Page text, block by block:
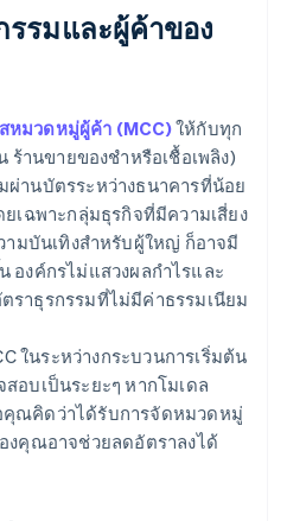
รมและผู้ค้าของ
หมวดหมู่ผู้ค้า (MCC)ให้กับทุก
ร้านขายของชำหรือเชื้อเพลิง)
านบัตรระหว่างธนาคารที่น้อย
เฉพาะกลุ่มธุรกิจที่มีความเสี่ยง
ามบันเทิงสำหรับผู้ใหญ่ ก็อาจมี
องค์กรไม่แสวงผลกำไรและ
ราธุรกรรมที่ไม่มีค่าธรรมเนียม
ในระหว่างกระบวนการเริ่มต้น
อบเป็นระยะๆ หากโมเดล
ณคิดว่าได้รับการจัดหมวดหมู่
งคุณอาจช่วยลดอัตราลงได้